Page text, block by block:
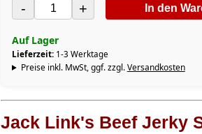
- + In den
Auf Lager
Lieferzeit: 1-3 Werktage
Preise inkl. MwSt, ggf. zzgl.Versandkosten
Jack Link's Beef Jerky